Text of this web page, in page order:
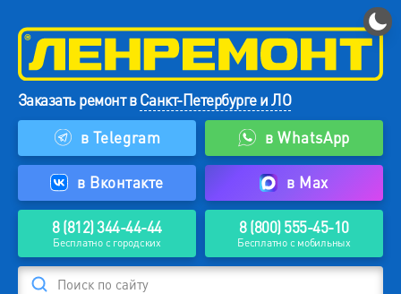
Заказать ремонт вСанкт-Петербурге и ЛО
в Telegram
в WhatsApp
в Вконтакте в Max
8 (812) 344-44-44
Бесплатно с городских
8 (800) 555-45-10
Бесплатно с мобильных
Поиск по сайту